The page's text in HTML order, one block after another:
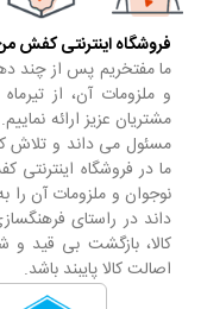
فروشگاه اینترنتی
ما مفتخریم پس از چند
مشتریان عزیز ارائه
مسئول می داند و تلاش
ما در فروشگاه اینترنتی
نوجوان و ملزومات آن
داند در راستای
کالا، بازگشت بی قید و
اصالت کالا پایبند باشد.